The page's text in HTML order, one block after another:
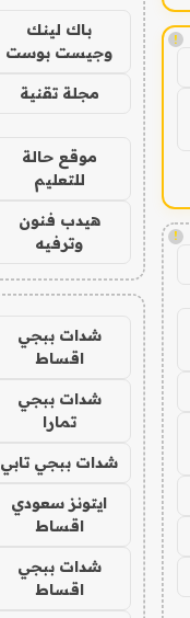
!
!
باك لينك
وجيست بوست
مجلة تقنية
موقع حالة
للتعليم
هيدب فنون
وترفيه
شدات ببجي
اقساط
شدات ببجي
تمارا
شدات ببجي تابي
ايتونز سعودي
اقساط
شدات ببجي
اقساط